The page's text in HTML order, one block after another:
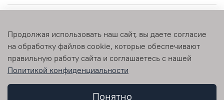
© 2009-2026 vipnabor.ru Любое использование контента без
письменного разрешения запрещено
Продолжая использовать наш сайт, вы даете согласие
на обработку файлов cookie, которые обеспечивают
правильную работу сайта и соглашаетесь с нашей
Политикой конфиденциальности
Понятно